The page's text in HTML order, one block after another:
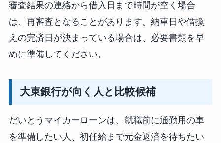
審査結果の連絡から借入日まで時間が空く場合
は、再審査となることがあります。納車日や借換
えの完済日が決まっている場合は、必要書類を早
めに準備してください。
大東銀行が向く人と比較候補
だいとうマイカーローンは、就職前に通勤用の車
を準備したい人、初任給まで元金返済を待ちたい